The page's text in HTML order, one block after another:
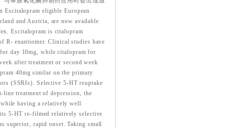
eligible European
and Austria, are now available
Escitalopram is citalopram
R- enantiomer. Clinical studies have
day 10mg, while citalopram for
after treatment or second week
40mg similar on the primary
(SSRIs). Selective 5-HT reuptake
line treatment of depression, the
having a relatively well
5-HT re-filmed relatively selective
superior, rapid onset. Taking small